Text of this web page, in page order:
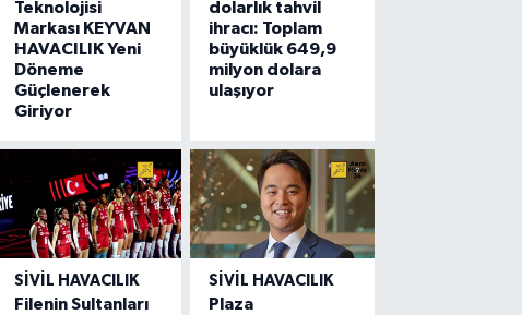
Teknolojisi
Markası KEYVAN
HAVACILIK Yeni
Döneme
Güçlenerek
Giriyor
dolarlık tahvil
ihracı: Toplam
büyüklük 649,9
milyon dolara
ulaşıyor
SIVIL HAVACILIK
Filenin Sultanları
SIVIL HAVACILIK
Plaza